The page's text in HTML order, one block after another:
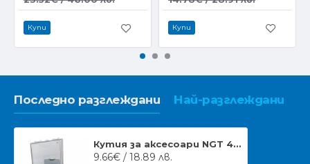
Купи Купи
Последно разглеждани Най-разглеждани
Кутия за аксесоари NGT 4+1 Tackle Box
9.66€ / 18.89 лв.